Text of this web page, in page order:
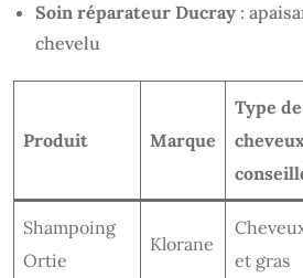
Soin réparateur Ducray :
chevelu
Produit Marque
Type de
Shampoing
Ortie
Klorane
et gras